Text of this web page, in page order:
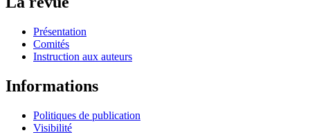
Présentation
Comités
Instruction aux auteurs
Informations
Politiques de publication
Visibilité